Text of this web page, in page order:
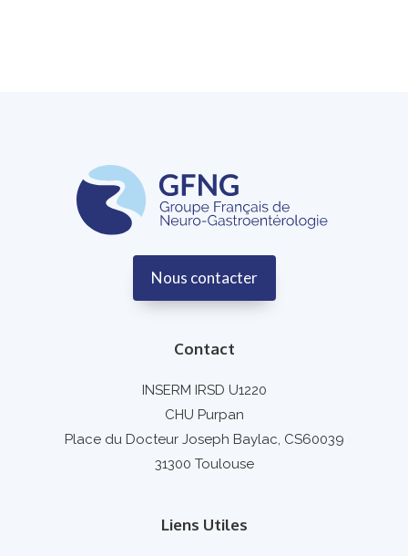
Nous contacter
Contact
INSERM IRSD U1220
CHU Purpan
Place du Docteur Joseph Baylac, CS60039
31300 Toulouse
Liens Utiles